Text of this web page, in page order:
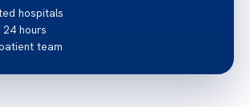
hospitals
24 hours
team